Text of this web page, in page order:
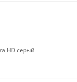
HD серый